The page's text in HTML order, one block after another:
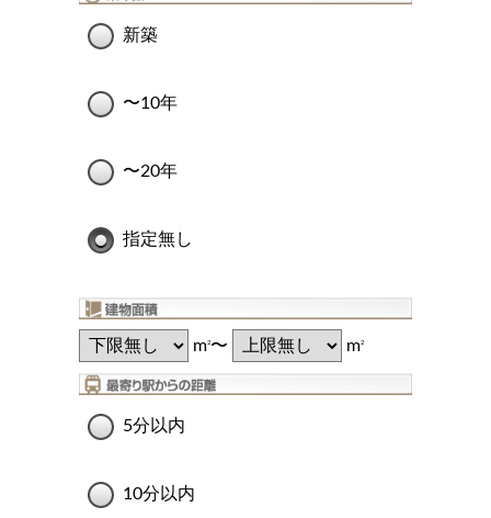
新築
〜10年
〜20年
指定無し
m2〜 m2
5分以内
10分以内